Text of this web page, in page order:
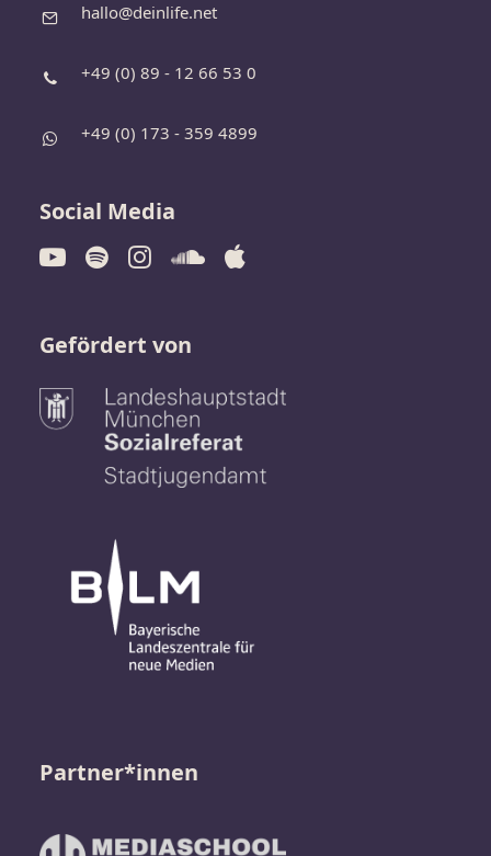
hallo@deinlife.net
+49 (0) 89 - 12 66 53 0
+49 (0) 173 - 359 4899
Social Media
Gefördert von
Partner*innen